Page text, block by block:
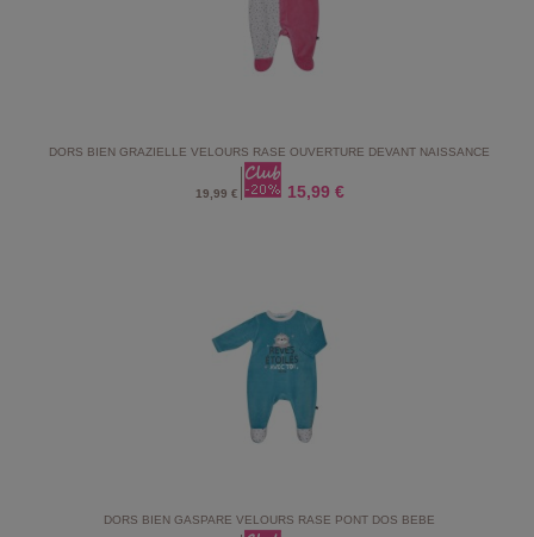
DORS BIEN GRAZIELLE VELOURS RASE OUVERTURE DEVANT NAISSANCE
19,99 € 15,99 €
DORS BIEN GASPARE VELOURS RASE PONT DOS BEBE